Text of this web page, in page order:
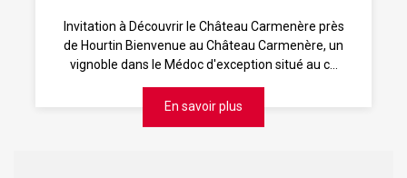
Invitation à Découvrir le Château Carmenère près
de Hourtin Bienvenue au Château Carmenère, un
vignoble dans le Médoc d'exception situé au c...
En savoir plus